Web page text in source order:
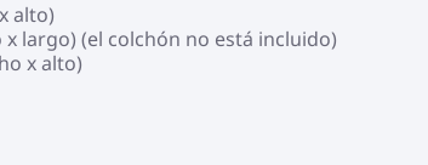
alto)
largo) (el colchón no está incluido)
x alto)